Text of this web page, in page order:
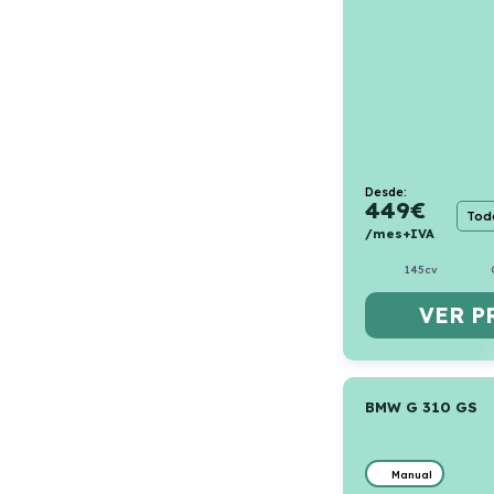
Desde:
449€
/mes+IVA
145cv
VER
BMW G 310 GS
Manual